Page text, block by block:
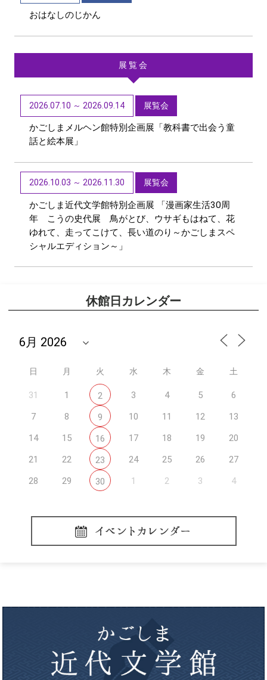
する～Bon Voyage～」（11/1～R9/3/15）
おはなしのじかん
展覧会
2026.07.10 ～ 2026.09.14 展覧会
かごしまメルヘン館特別企画展「教科書で出会う童
話と絵本展」
2026.10.03 ～ 2026.11.30 展覧会
かごしま近代文学館特別企画展 「漫画家生活30周
年 こうの史代展 鳥がとび、ウサギもはねて、花
ゆれて、走ってこけて、長い道のり～かごしまスペ
シャルエディション～」
休館日カレンダー
日 月 火 水 木 金 土
31 1 2 3 4 5
6
7
8 9 10 11 12
13
14
15 16 17 18 19
20
21
22 23 24 25 26
27
28
29 30 1 2 3 4